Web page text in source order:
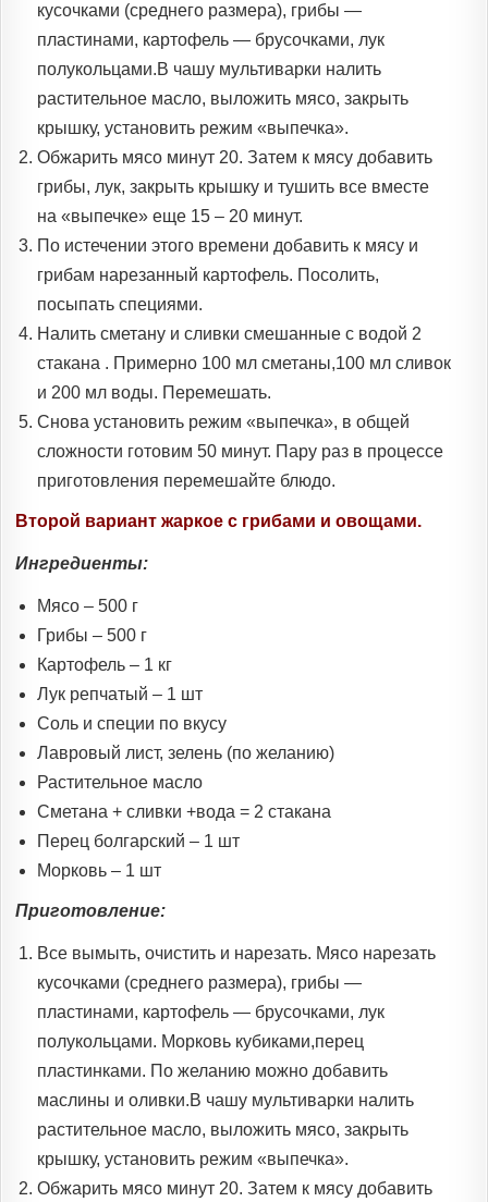
кусочками (среднего размера), грибы —
пластинами, картофель — брусочками, лук
полукольцами.В чашу мультиварки налить
растительное масло, выложить мясо, закрыть
крышку, установить режим «выпечка».
Обжарить мясо минут 20. Затем к мясу добавить
грибы, лук, закрыть крышку и тушить все вместе
на «выпечке» еще 15 – 20 минут.
По истечении этого времени добавить к мясу и
грибам нарезанный картофель. Посолить,
посыпать специями.
Налить сметану и сливки смешанные с водой 2
стакана . Примерно 100 мл сметаны,100 мл сливок
и 200 мл воды. Перемешать.
Снова установить режим «выпечка», в общей
сложности готовим 50 минут. Пару раз в процессе
приготовления перемешайте блюдо.
Второй вариант жаркое с грибами и овощами.
Ингредиенты:
Мясо – 500 г
Грибы – 500 г
Картофель – 1 кг
Лук репчатый – 1 шт
Соль и специи по вкусу
Лавровый лист, зелень (по желанию)
Растительное масло
Сметана + сливки +вода = 2 стакана
Перец болгарский – 1 шт
Морковь – 1 шт
Приготовление:
Все вымыть, очистить и нарезать. Мясо нарезать
кусочками (среднего размера), грибы —
пластинами, картофель — брусочками, лук
полукольцами. Морковь кубиками,перец
пластинками. По желанию можно добавить
маслины и оливки.В чашу мультиварки налить
растительное масло, выложить мясо, закрыть
крышку, установить режим «выпечка».
Обжарить мясо минут 20. Затем к мясу добавить